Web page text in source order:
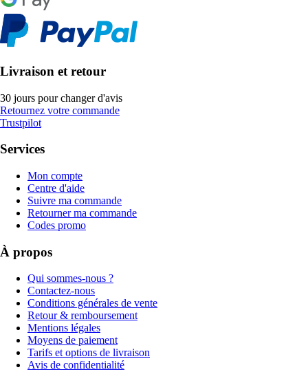
Livraison et retour
30 jours pour changer d'avis
Retournez votre commande
Trustpilot
Services
Mon compte
Centre d'aide
Suivre ma commande
Retourner ma commande
Codes promo
À propos
Qui sommes-nous ?
Contactez-nous
Conditions générales de vente
Retour & remboursement
Mentions légales
Moyens de paiement
Tarifs et options de livraison
Avis de confidentialité